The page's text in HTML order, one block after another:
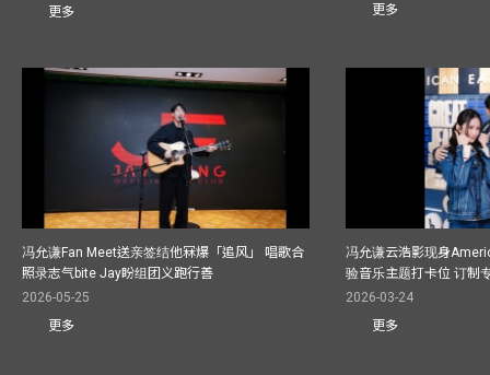
更多
更多
冯允谦Fan Meet送亲签结他冧爆「追风」 唱歌合
照录志气bite Jay盼组团义跑行善
2026-05-25
更多
冯允谦云浩影现身
验音乐主题打卡位 订制
2026-03-24
更多